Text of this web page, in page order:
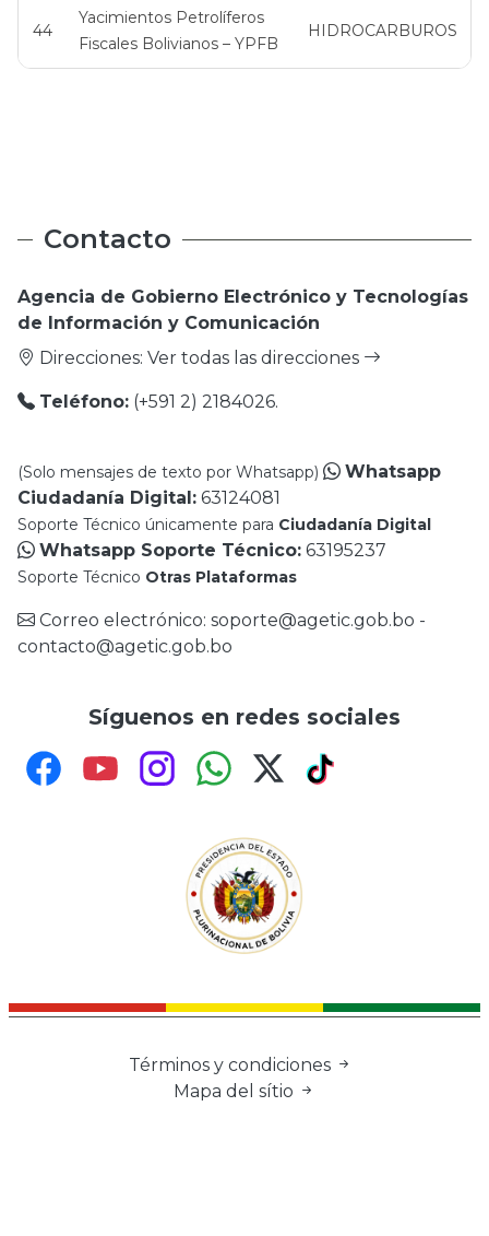
44
Yacimientos Petrolíferos
Fiscales Bolivianos – YPFB
HIDROCARBUROS
Contacto
Agencia de Gobierno Electrónico y Tecnologías
de Información y Comunicación
Direcciones: Ver todas las direcciones
Teléfono: (+591 2) 2184026.
(Solo mensajes de texto por Whatsapp)
Whatsapp
Ciudadanía Digital: 63124081
Soporte Técnico únicamente para Ciudadanía Digital
Whatsapp Soporte Técnico: 63195237
Soporte Técnico Otras Plataformas
Correo electrónico: soporte@agetic.gob.bo -
contacto@agetic.gob.bo
Síguenos en redes sociales
Términos y condiciones
Mapa del sítio